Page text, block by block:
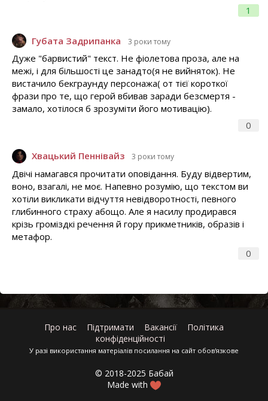
1
Губата Задрипанка 3 роки тому
0
Дуже "барвистий" текст. Не фіолетова проза, але на
межі, і для більшості це занадто(я не вийняток). Не
вистачило бекграунду персонажа( от тієї короткої
фрази про те, що герой вбивав заради безсмертя -
замало, хотілося б зрозуміти його мотивацію).
Хвацький Пеннівайз 3 роки тому
0
Двічі намагався прочитати оповідання. Буду відвертим,
воно, взагалі, не моє. Напевно розумію, що текстом ви
хотіли викликати відчуття невідворотності, певного
глибинного страху абощо. Але я насилу продирався
крізь громіздкі речення й гору прикметників, образів і
метафор.
Про нас Підтримати Вакансії
Політика
конфіденційності
У разі використання матеріалів посилання на сайт обов'язкове
© 2018-2025 Бабай
Made with